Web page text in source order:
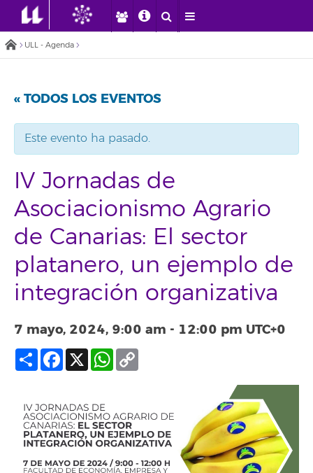
ULL - Agenda
« TODOS LOS EVENTOS
Este evento ha pasado.
IV Jornadas de
Asociacionismo Agrario
de Canarias: El sector
platanero, un ejemplo de
integración organizativa
7 mayo, 2024, 9:00 am - 12:00 pm UTC+0
Compartir
Facebook
X WhatsApp